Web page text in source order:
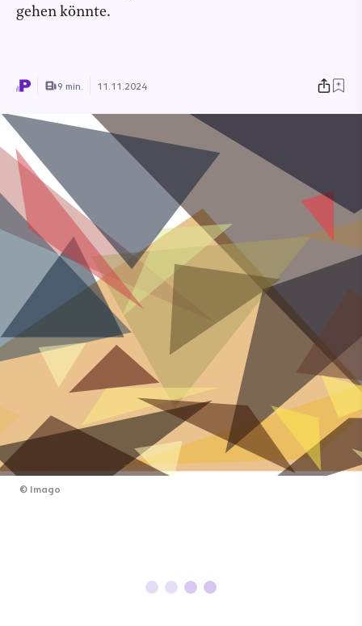
gehen könnte.
9 min. 11.11.2024
© Imago